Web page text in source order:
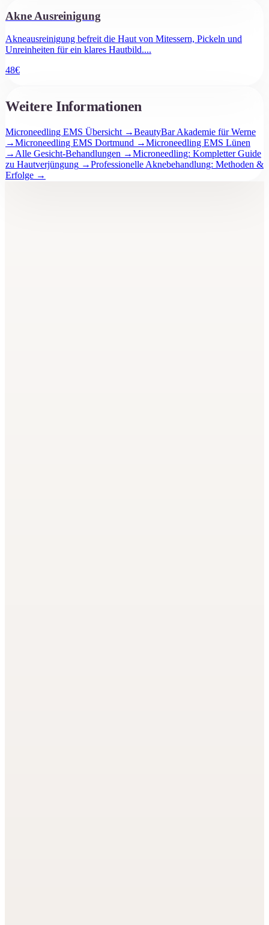
Akne Ausreinigung
Akneausreinigung befreit die Haut von Mitessern, Pickeln und
Unreinheiten für ein klares Hautbild....
48€
Weitere Informationen
Microneedling EMS Übersicht →BeautyBar Akademie für Werne
→Microneedling EMS Dortmund →Microneedling EMS Lünen
→ Alle Gesicht-Behandlungen →Microneedling: Kompletter Guide
zu Hautverjüngung →Professionelle Aknebehandlung: Methoden &
Erfolge →